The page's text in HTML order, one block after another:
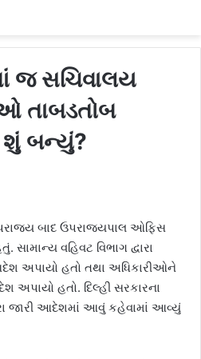
જ સચિવાલય
તાબડતોબ
શું બન્યું?
પરાજય બાદ ઉપરાજ્યપાલ ઓફિસ
વહિવટ વિભાગ દ્વારા
અપાયો હતો તથા અધિકારીઓને
અપાયો હતો. દિલ્હી સરકારના
જારી આદેશમાં આવું કહેવામાં આવ્યું